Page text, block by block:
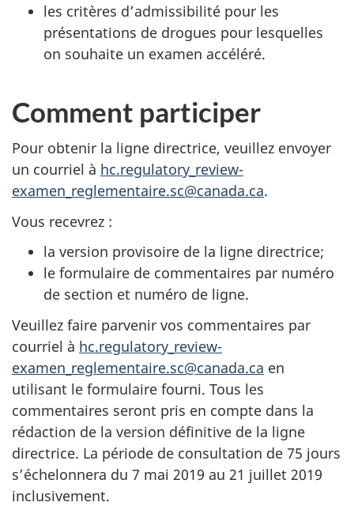
les critères d’admissibilité pour les
présentations de drogues pour lesquelles
on souhaite un examen accéléré.
Comment participer
Pour obtenir la ligne directrice, veuillez envoyer
un courriel à hc.regulatory_review-
examen_reglementaire.sc@canada.ca.
Vous recevrez :
la version provisoire de la ligne directrice;
le formulaire de commentaires par numéro
de section et numéro de ligne.
Veuillez faire parvenir vos commentaires par
courriel à hc.regulatory_review-
examen_reglementaire.sc@canada.ca en
utilisant le formulaire fourni. Tous les
commentaires seront pris en compte dans la
rédaction de la version définitive de la ligne
directrice. La période de consultation de 75 jours
s’échelonnera du 7 mai 2019 au 21 juillet 2019
inclusivement.